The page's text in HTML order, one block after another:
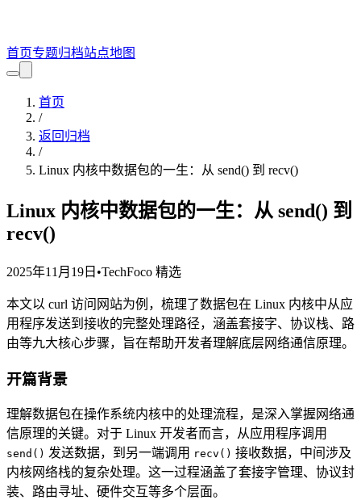
首页专题归档站点地图
首页
/
返回归档
/
Linux 内核中数据包的一生：从 send() 到 recv()
Linux 内核中数据包的一生：从 send() 到
recv()
2025年11月19日 •TechFoco 精选
本文以 curl 访问网站为例，梳理了数据包在 Linux 内核中从应
用程序发送到接收的完整处理路径，涵盖套接字、协议栈、路
由等九大核心步骤，旨在帮助开发者理解底层网络通信原理。
开篇背景
理解数据包在操作系统内核中的处理流程，是深入掌握网络通
信原理的关键。对于 Linux 开发者而言，从应用程序调用
send() 发送数据，到另一端调用 recv() 接收数据，中间涉及
内核网络栈的复杂处理。这一过程涵盖了套接字管理、协议封
装、路由寻址、硬件交互等多个层面。